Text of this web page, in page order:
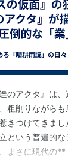
のアクタ』は、
粗削りながら
きつけてきまし
という普遍的
まさに現代の**